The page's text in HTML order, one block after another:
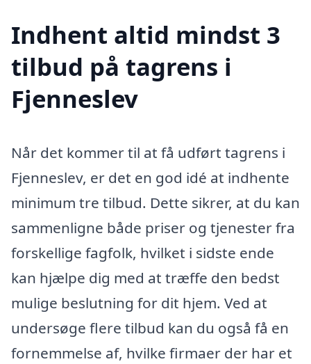
Indhent altid mindst 3
tilbud på tagrens i
Fjenneslev
Når det kommer til at få udført tagrens i
Fjenneslev, er det en god idé at indhente
minimum tre tilbud. Dette sikrer, at du kan
sammenligne både priser og tjenester fra
forskellige fagfolk, hvilket i sidste ende
kan hjælpe dig med at træffe den bedst
mulige beslutning for dit hjem. Ved at
undersøge flere tilbud kan du også få en
fornemmelse af, hvilke firmaer der har et